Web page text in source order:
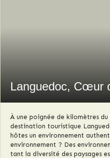
Languedoc, Cœur
À une poignée de kilomètres
destination touristique
hôtes un environnement
environnement ? Des
tant la diversité des paysages